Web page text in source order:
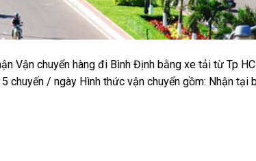
Vận chuyển hàng đi Bình Định bằng xe tải từ Tp
chuyến / ngày Hình thức vận chuyển gồm: Nhận tại